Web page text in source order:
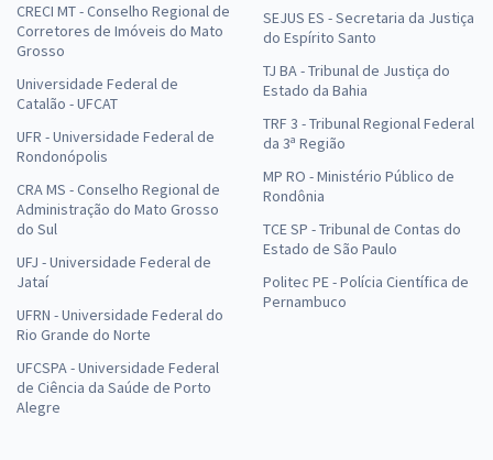
CRECI MT - Conselho Regional de
Corretores de Imóveis do Mato
Grosso
Universidade Federal de
Catalão - UFCAT
UFR - Universidade Federal de
Rondonópolis
CRA MS - Conselho Regional de
Administração do Mato Grosso
do Sul
UFJ - Universidade Federal de
Jataí
UFRN - Universidade Federal do
Rio Grande do Norte
UFCSPA - Universidade Federal
de Ciência da Saúde de Porto
Alegre
SEJUS ES - Secretaria da Justiça
do Espírito Santo
TJ BA - Tribunal de Justiça do
Estado da Bahia
TRF 3 - Tribunal Regional Federal
da 3ª Região
MP RO - Ministério Público de
Rondônia
TCE SP - Tribunal de Contas do
Estado de São Paulo
Politec PE - Polícia Científica de
Pernambuco